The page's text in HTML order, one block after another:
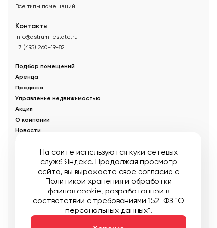
Все типы помещений
Контакты
info@astrum-estate.ru
+7 (495) 260-19-82
Подбор помещений
Аренда
Продажа
Управление недвижимостью
Акции
О компании
Новости
© Управляющая компания «Аструм Недвижимость». 2026
Опубликованная на сайте информация носит информационный
характер и не является публичной офертой
Мы в соцсетях:
Публичная оферта
Пользовательское соглашение
Карта сайта
На сайте используются куки сетевых
служб Яндекс. Продолжая просмотр
сайта, вы выражаете свое согласие с
Политикой хранения и обработки
файлов cookie, разработанной в
соответствии с требованиями 152-ФЗ "О
персональных данных".